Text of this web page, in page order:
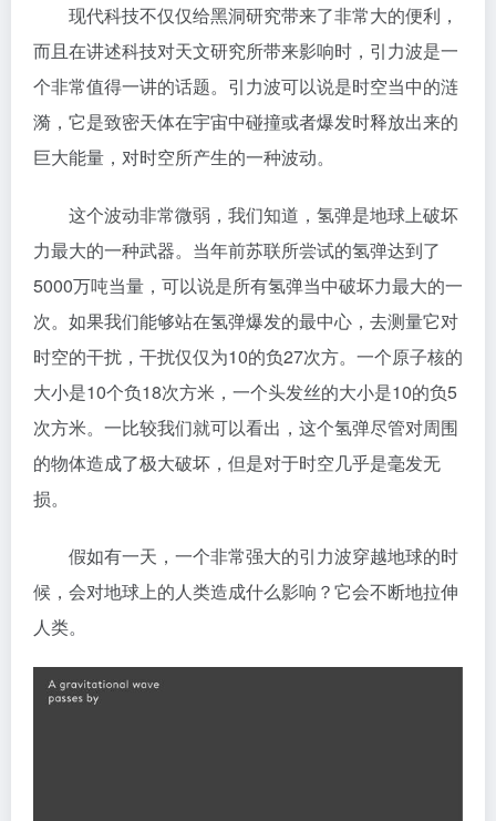
现代科技不仅仅给黑洞研究带来了非常大的便利，
而且在讲述科技对天文研究所带来影响时，引力波是一
个非常值得一讲的话题。引力波可以说是时空当中的涟
漪，它是致密天体在宇宙中碰撞或者爆发时释放出来的
巨大能量，对时空所产生的一种波动。
这个波动非常微弱，我们知道，氢弹是地球上破坏
力最大的一种武器。当年前苏联所尝试的氢弹达到了
5000万吨当量，可以说是所有氢弹当中破坏力最大的一
次。如果我们能够站在氢弹爆发的最中心，去测量它对
时空的干扰，干扰仅仅为10的负27次方。一个原子核的
大小是10个负18次方米，一个头发丝的大小是10的负5
次方米。一比较我们就可以看出，这个氢弹尽管对周围
的物体造成了极大破坏，但是对于时空几乎是毫发无
损。
假如有一天，一个非常强大的引力波穿越地球的时
候，会对地球上的人类造成什么影响？它会不断地拉伸
人类。